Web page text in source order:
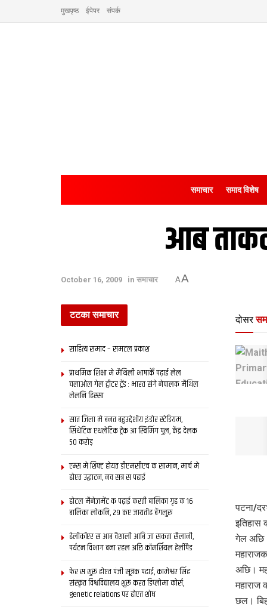
मुखपृष्ठ ईपेपर संपर्क
समाचार समाद विशेष
आब
October 16, 2009 in समाचार AA
दोसर
पटना/
गेल
अछि।
छल।
टटका समाचार
साहित्य समाद – समटल प्रकाश
प्राथमिक शि‍क्षा मे मैथि‍ली भाषाकेँ पढ़ाई लेल
चलाओल गेल ट्वीटर ट्रेंड : भारत संगे नेपालक मैथिल
लेलनि हिस्सा
सात जिला मे बनत बहुउद्देशीय इंडोर स्‍टेडि‍यम,
सिंथेटिक एथलेटिक ट्रेक आ स्विमिंग पुल, केंद्र देलक
50 करोड़
एम्स मे शिफ्ट होयत डीएमसीएच क सामान, मार्च मे
होएत उद्घाटन, नव सत्र स पढाई
होटल मैनेजमेंट क पढ़ाई करती बालिका गृह क 16
बालिका लोकनि, 29 कए जायतीह बेंगलुरु
हेलीकॉप्टर स आब वैशाली आबि जा सकता सैलानी,
पर्यटन विभाग बना रहल अछि कॉमर्शियल हेलीपैड
फेर स शुरू होएत पंजी सूत्रक पढाई, कामेश्वर सिंह
संस्कृत विश्वविद्यालय शुरू करत डिप्लोमा कोर्स,
genetic relations पर होएत शोध